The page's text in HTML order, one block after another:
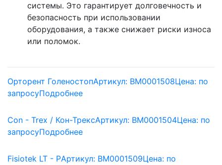
системы. Это гарантирует долговечность и
безопасность при использовании
оборудования, а также снижает риски износа
или поломок.
Орторент ГоленостопАртикул: BM0001508Цена: по
запросуПодробнее
Con - Trex / Кон-ТрексАртикул: BM0001504Цена: по
запросуПодробнее
Fisiotek LT - PАртикул: BM0001509Цена: по